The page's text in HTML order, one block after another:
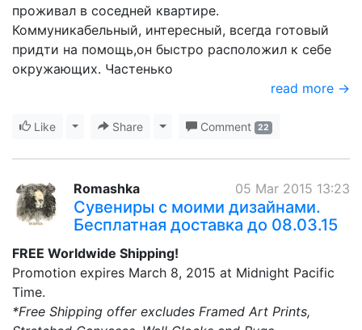
проживал в соседней квартире.
Коммуникабельный, интересный, всегда готовый
придти на помощь,он быстро расположил к себе
окружающих. Частенько
read more →
Like Toggle Dropdown
Share Toggle Dropdown
Comment 22
05 Mar 2015 13:23
Romashka
Cувениры с моими дизайнами.
Бесплатная доставка до 08.03.15
FREE Worldwide Shipping!
Promotion expires March 8, 2015 at Midnight Pacific
Time.
*Free Shipping offer excludes Framed Art Prints,